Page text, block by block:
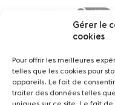
Gérer le
cookies
Pour offrir les meilleures
telles que les cookies pour
appareils. Le fait de
traiter des données telles
Actualités